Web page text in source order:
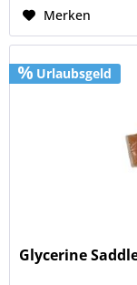
Merken
Urlaubsgeld
Glycerine